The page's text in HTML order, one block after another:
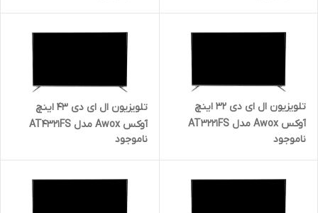
تلویزیون ال ای دی 32 اینچ
آوکس Awox مدل AT3221FS
ناموجود
تلویزیون ال ای دی 43 اینچ
آوکس Awox مدل AT4321FS
ناموجود